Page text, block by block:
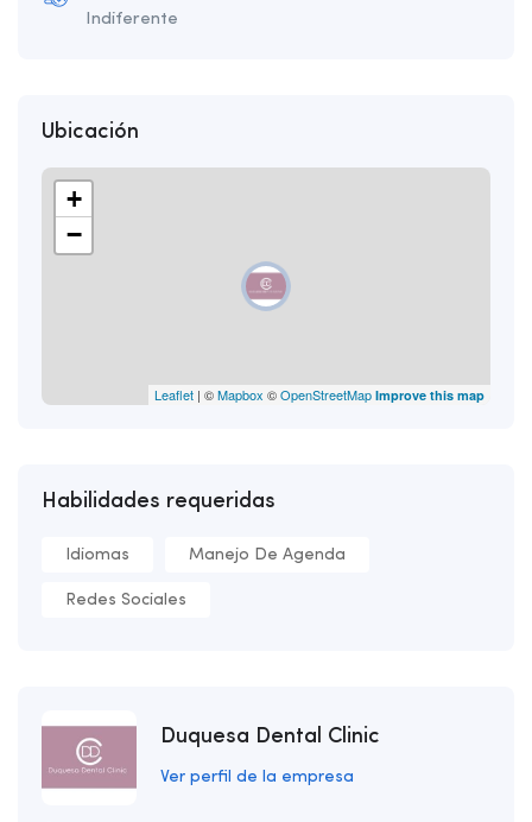
Indiferente
Ubicación
+
−
Leaflet | ©Mapbox ©OpenStreetMap Improve this map
Habilidades requeridas
Idiomas Manejo De Agenda
Redes Sociales
Duquesa Dental Clinic
Ver perfil de la empresa